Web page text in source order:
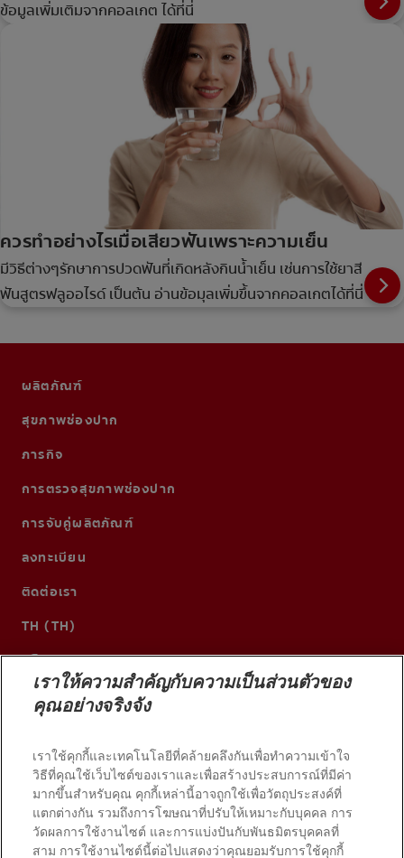
ข้อมูลเพิ่มเติมจากคอลเกต ได้ที่นี่
ควรทำอย่างไรเมื่อเสียวฟันเพราะความเย็น
มีวิธีต่างๆรักษาการปวดฟันที่เกิดหลังกินน้ำเย็น เช่นการใช้ยาสี
ฟันสูตรฟลูออไรด์ เป็นต้น อ่านข้อมุลเพิ่มขึ้นจากคอลเกตได้ที่นี่
ผลิตภัณฑ์
สุขภาพช่องปาก
ภารกิจ
การตรวจสุขภาพช่องปาก
การจับคู่ผลิตภัณฑ์
ลงทะเบียน
ติดต่อเรา
TH (TH)
© 2026 บริษัท คอลเกต-ปาล์มโอลีฟ สงวนลิขสิทธิ์
เราให้ความสำคัญกับความเป็นส่วนตัวของ
คุณอย่างจริงจัง
เราใช้คุกกี้และเทคโนโลยีที่คล้ายคลึงกันเพื่อทำความเข้าใจ
วิธีที่คุณใช้เว็บไซต์ของเราและเพื่อสร้างประสบการณ์ที่มีค่า
มากขึ้นสำหรับคุณ คุกกี้เหล่านี้อาจถูกใช้เพื่อวัตถุประสงค์ที่
แตกต่างกัน รวมถึงการโฆษณาที่ปรับให้เหมาะกับบุคคล การ
วัดผลการใช้งานไซต์ และการแบ่งปันกับพันธมิตรบุคคลที่
สาม การใช้งานไซต์นี้ต่อไปแสดงว่าคุณยอมรับการใช้คุกกี้